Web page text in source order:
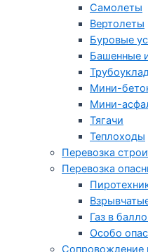
Самолеты
Вертолеты
Буровые
Башенные
Мини-
Мини-
Тягачи
Теплоходы
Перевозка
Перевозка
Газ в
Особо
Cопровождение